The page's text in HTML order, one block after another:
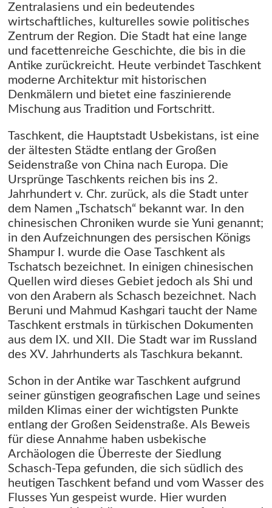
Zentralasiens und ein bedeutendes
wirtschaftliches, kulturelles sowie politisches
Zentrum der Region. Die Stadt hat eine lange
und facettenreiche Geschichte, die bis in die
Antike zurückreicht. Heute verbindet Taschkent
moderne Architektur mit historischen
Denkmälern und bietet eine faszinierende
Mischung aus Tradition und Fortschritt.
Taschkent, die Hauptstadt Usbekistans, ist eine
der ältesten Städte entlang der Großen
Seidenstraße von China nach Europa. Die
Ursprünge Taschkents reichen bis ins 2.
Jahrhundert v. Chr. zurück, als die Stadt unter
dem Namen „Tschatsch“ bekannt war. In den
chinesischen Chroniken wurde sie Yuni genannt;
in den Aufzeichnungen des persischen Königs
Shampur I. wurde die Oase Taschkent als
Tschatsch bezeichnet. In einigen chinesischen
Quellen wird dieses Gebiet jedoch als Shi und
von den Arabern als Schasch bezeichnet. Nach
Beruni und Mahmud Kashgari taucht der Name
Taschkent erstmals in türkischen Dokumenten
aus dem IX. und XII. Die Stadt war im Russland
des XV. Jahrhunderts als Taschkura bekannt.
Schon in der Antike war Taschkent aufgrund
seiner günstigen geografischen Lage und seines
milden Klimas einer der wichtigsten Punkte
entlang der Großen Seidenstraße. Als Beweis
für diese Annahme haben usbekische
Archäologen die Überreste der Siedlung
Schasch-Tepa gefunden, die sich südlich des
heutigen Taschkent befand und vom Wasser des
Flusses Yun gespeist wurde. Hier wurden